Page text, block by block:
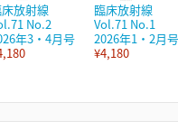
放射線
No.2
年3・4月号
臨床放射線
Vol.71 No.1
2026年1・2月号
¥4,180